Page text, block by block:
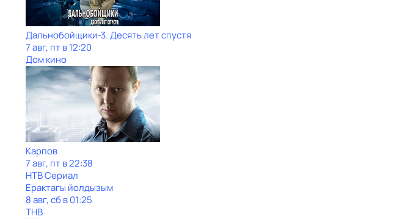
Дальнобойщики-3. Десять лет спустя
7 авг, пт в 12:20
Дом кино
Карпов
7 авг, пт в 22:38
НТВ Сериал
Ерактагы йолдызым
8 авг, сб в 01:25
ТНВ